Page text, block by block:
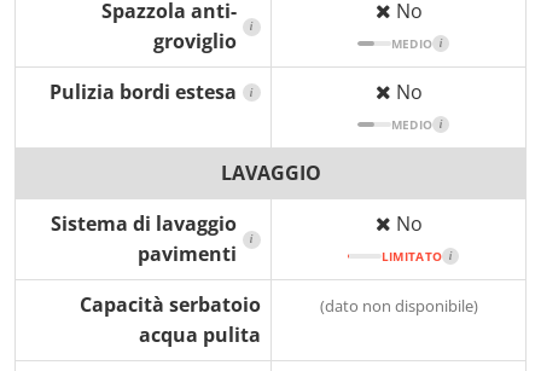
Spazzola anti-
groviglio
i
No
MEDIO i
Pulizia bordi estesa i No
MEDIO i
LAVAGGIO
Sistema di lavaggio
pavimenti
i
No
LIMITATO i
Capacità serbatoio
acqua pulita
(dato non disponibile)